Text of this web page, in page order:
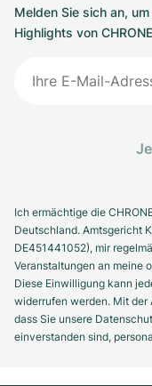
Melden Sie sich an,
Highlights von
Ich ermächtige die
Deutschland. Amtsgericht
DE451441052), mir
Veranstaltungen an meine
Diese Einwilligung kann
widerrufen werden. Mit der
dass Sie unsere
einverstanden sind,